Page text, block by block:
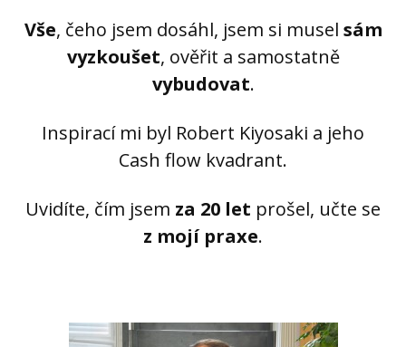
Vše, čeho jsem dosáhl, jsem si musel sám
vyzkoušet, ověřit a samostatně
vybudovat.
Inspirací mi byl Robert Kiyosaki a jeho
Cash flow kvadrant.
Uvidíte, čím jsem za 20 let prošel, učte se
z mojí praxe.